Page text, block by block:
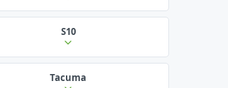
S10
Tacuma